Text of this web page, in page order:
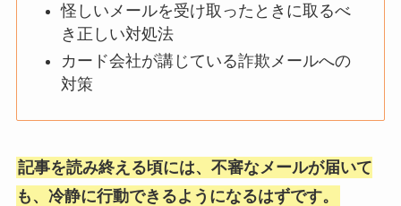
怪しいメールを受け取ったときに取るべ
き正しい対処法
カード会社が講じている詐欺メールへの
対策
記事を読み終える頃には、不審なメールが届いて
も、冷静に行動できるようになるはずです。